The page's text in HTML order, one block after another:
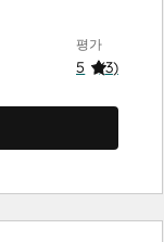
평가
5 (3)